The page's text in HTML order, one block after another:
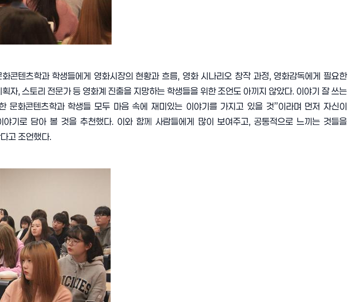
콘텐츠학과 학생들에게 영화시장의 현황과 흐름, 영화 시나리오 창작 과정,영화감독에게 필요한
획자, 스토리 전문가 등 영화계 진출을 지망하는 학생들을 위한 조언도 아끼지 않았다. 이야기 잘 쓰는
문화콘텐츠학과 학생들 모두 마음 속에 재미있는 이야기를 가지고 있을 것”이라며 먼저 자신이
기로 담아 볼 것을 추천했다. 이와 함께 사람들에게 많이 보여주고, 공통적으로 느끼는 것들을
고 조언했다.